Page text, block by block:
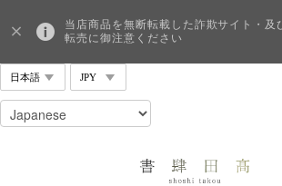
当店商品を無断転載した詐欺サイト・及
転売に御注意ください